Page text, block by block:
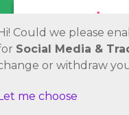
Could we please
Social Media &
or withdraw
me choose